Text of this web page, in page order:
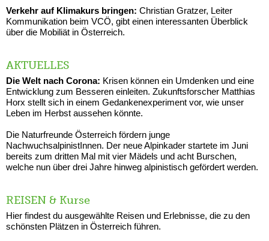
Verkehr auf Klimakurs bringen: Christian Gratzer, Leiter
Kommunikation beim VCÖ, gibt einen interessanten Überblick
über die Mobiliät in Österreich.
AKTUELLES
Die Welt nach Corona: Krisen können ein Umdenken und eine
Entwicklung zum Besseren einleiten. Zukunftsforscher Matthias
Horx stellt sich in einem Gedankenexperiment vor, wie unser
Leben im Herbst aussehen könnte.
Die Naturfreunde Österreich fördern junge
NachwuchsalpinistInnen. Der neue Alpinkader startete im Juni
bereits zum dritten Mal mit vier Mädels und acht Burschen,
welche nun über drei Jahre hinweg alpinistisch gefördert werden.
REISEN & Kurse
Hier findest du ausgewählte Reisen und Erlebnisse, die zu den
schönsten Plätzen in Österreich führen.